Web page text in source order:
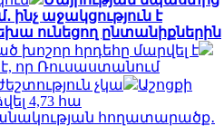
ինչ աջակցություն է
ունեցող ընտանիքներին
խոշոր հրդեհը մարվել է
որ Ռուսաստանում
չկա
Աշոցքի
4,73 հա
հողատարածք․